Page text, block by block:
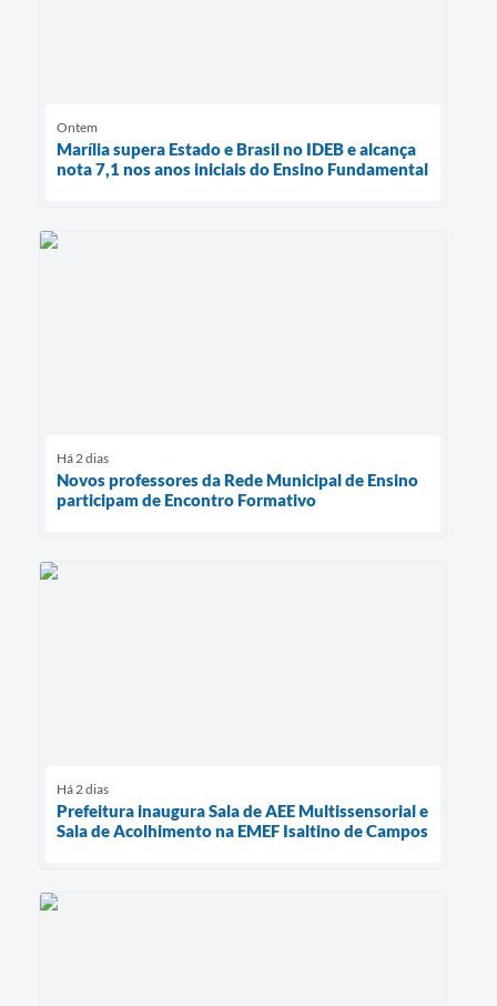
Ontem
Marília supera Estado e Brasil no IDEB e alcança
nota 7,1 nos anos iniciais do Ensino Fundamental
Há 2 dias
Novos professores da Rede Municipal de Ensino
participam de Encontro Formativo
Há 2 dias
Prefeitura inaugura Sala de AEE Multissensorial e
Sala de Acolhimento na EMEF Isaltino de Campos